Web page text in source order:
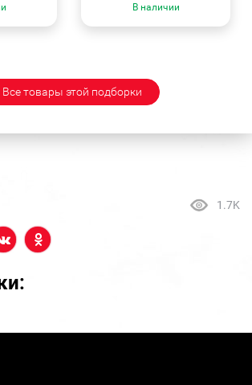
В наличии
Все товары этой подборки
1.7K